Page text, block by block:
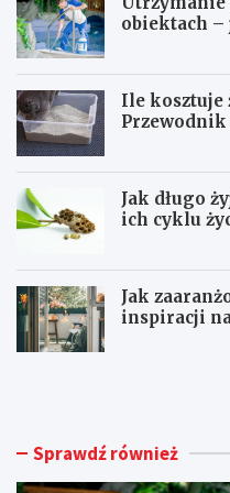
obiektach –
Ile kosztuje
Przewodnik
Jak długo
ich cyklu
Jak
inspiracji
U
m
I
s Sprawdź również